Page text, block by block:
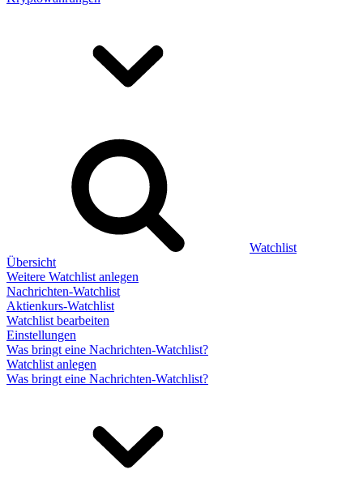
Watchlist
Übersicht
Weitere Watchlist anlegen
Nachrichten-Watchlist
Aktienkurs-Watchlist
Watchlist bearbeiten
Einstellungen
Was bringt eine Nachrichten-Watchlist?
Watchlist anlegen
Was bringt eine Nachrichten-Watchlist?